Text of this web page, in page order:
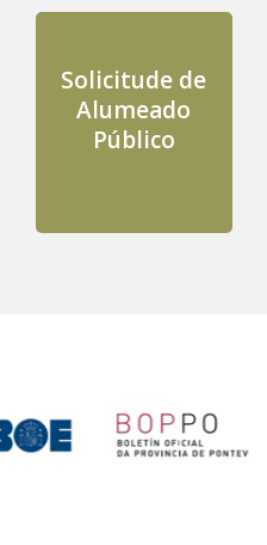
Solicitude de
Alumeado
Público